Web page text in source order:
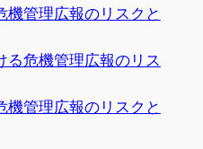
機管理広報のリスクと
る危機管理広報のリス
機管理広報のリスクと